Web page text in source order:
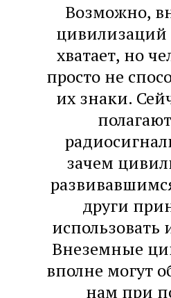
Возможно,
цивилизаций
хватает, но
просто не
их знаки.
зачем
други
использовать
Внеземные
вполне могут
нам при